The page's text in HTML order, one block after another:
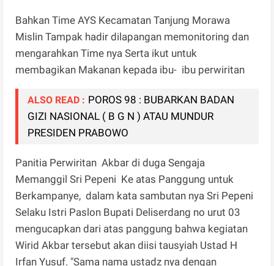
Bahkan Time AYS Kecamatan Tanjung Morawa
Mislin Tampak hadir dilapangan memonitoring dan
mengarahkan Time nya Serta ikut untuk
membagikan Makanan kepada ibu- ibu perwiritan
ALSO READ : POROS 98 : BUBARKAN BADAN
GIZI NASIONAL ( B G N ) ATAU MUNDUR
PRESIDEN PRABOWO
Panitia Perwiritan Akbar di duga Sengaja
Memanggil Sri Pepeni Ke atas Panggung untuk
Berkampanye, dalam kata sambutan nya Sri Pepeni
Selaku Istri Paslon Bupati Deliserdang no urut 03
mengucapkan dari atas panggung bahwa kegiatan
Wirid Akbar tersebut akan diisi tausyiah Ustad H
Irfan Yusuf. "Sama nama ustadz nya dengan